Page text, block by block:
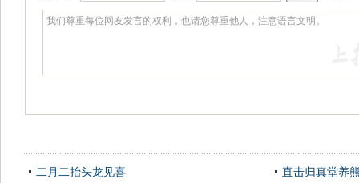
二月二抬头龙见喜 直击归真堂养